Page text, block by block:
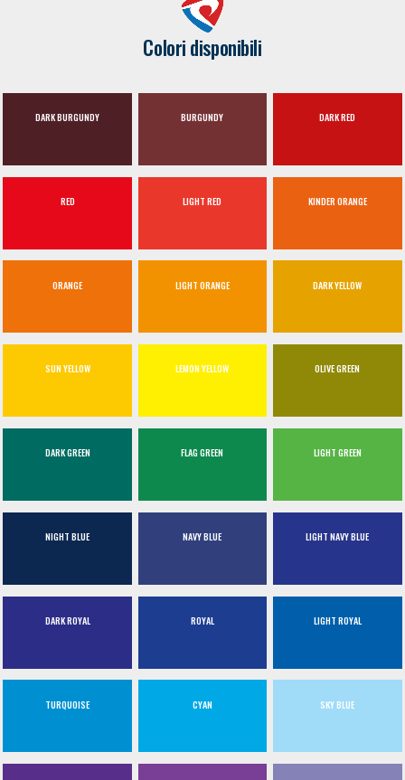
Colori disponibili
DARK BURGUNDY BURGUNDY DARK RED
RED LIGHT RED KINDER ORANGE
ORANGE LIGHT ORANGE DARK YELLOW
SUN YELLOW LEMON YELLOW OLIVE GREEN
DARK GREEN FLAG GREEN LIGHT GREEN
NIGHT BLUE NAVY BLUE LIGHT NAVY BLUE
DARK ROYAL ROYAL LIGHT ROYAL
TURQUOISE CYAN SKY BLUE